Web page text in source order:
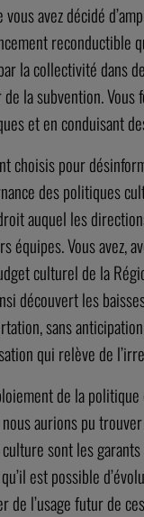
avez décidé
la collectivité dans
subvention.
et en conduisant
pour
des politiques
auquel les
Vous avez,
culturel de la
découvert les
sans
qui relève de
de la
aurions pu
sont les
est possible
de l’usage futur de